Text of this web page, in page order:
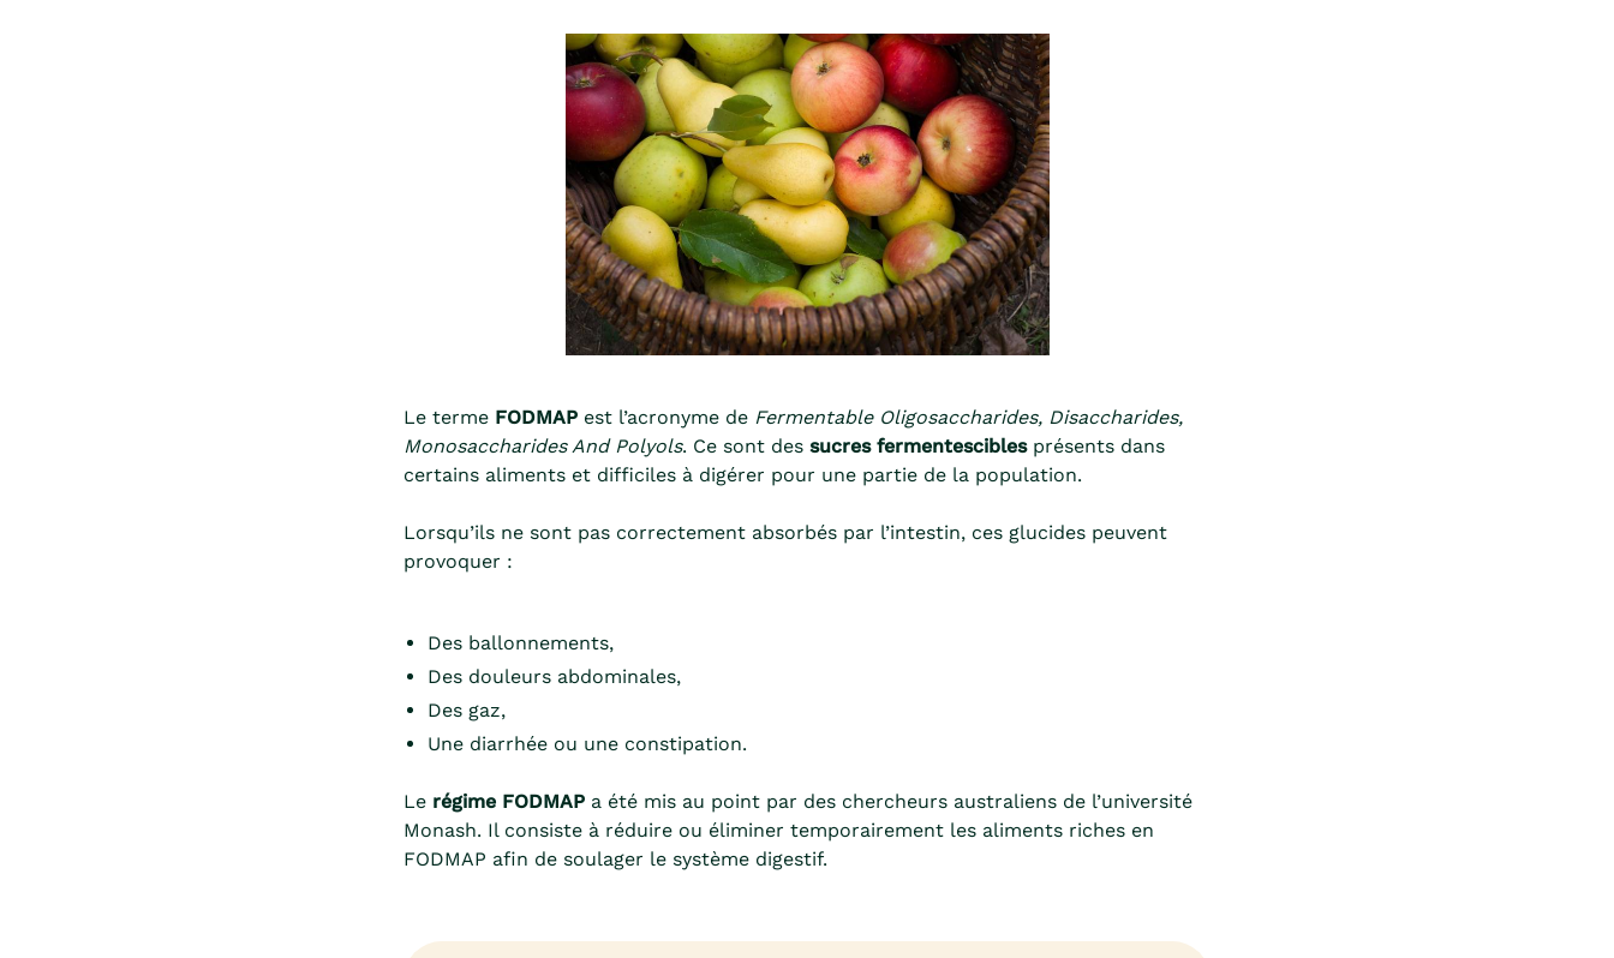
Le terme FODMAP est l’acronyme de Fermentable Oligosaccharides, Disaccharides,
Monosaccharides And Polyols. Ce sont des sucres fermentesciblesprésents dans
certains aliments et difficiles à digérer pour une partie de la population.
Lorsqu’ils ne sont pas correctement absorbés par l’intestin, ces glucides peuvent
provoquer :
Des ballonnements,
Des douleurs abdominales,
Des gaz,
Une diarrhée ou une constipation.
Le régime FODMAP a été mis au point par des chercheurs australiens de l’université
Monash. Il consiste à réduire ou éliminer temporairement les aliments riches en
FODMAP afin de soulager le système digestif.